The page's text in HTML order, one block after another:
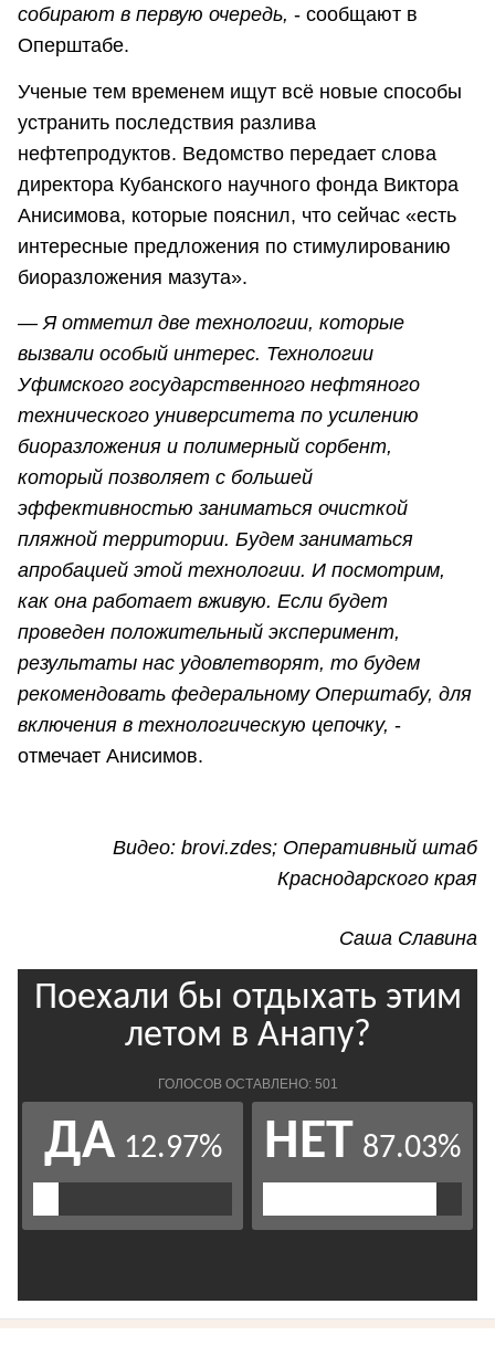
собирают в первую очередь, - сообщают в
Оперштабе.
Ученые тем временем ищут всё новые способы
устранить последствия разлива
нефтепродуктов. Ведомство передает слова
директора Кубанского научного фонда Виктора
Анисимова, которые пояснил, что сейчас «есть
интересные предложения по стимулированию
биоразложения мазута».
— Я отметил две технологии, которые
вызвали особый интерес. Технологии
Уфимского государственного нефтяного
технического университета по усилению
биоразложения и полимерный сорбент,
который позволяет с большей
эффективностью заниматься очисткой
пляжной территории. Будем заниматься
апробацией этой технологии. И посмотрим,
как она работает вживую. Если будет
проведен положительный эксперимент,
результаты нас удовлетворят, то будем
рекомендовать федеральному Оперштабу, для
включения в технологическую цепочку, -
отмечает Анисимов.
Видео: brovi.zdes; Оперативный штаб
Краснодарского края
Саша Славина